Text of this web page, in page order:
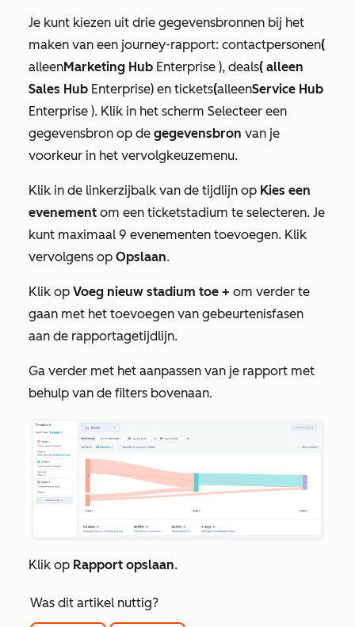
Je kunt kiezen uit drie gegevensbronnen bij het
maken van een journey-rapport: contactpersonen(
alleenMarketing Hub Enterprise ), deals( alleen
Sales Hub Enterprise) en tickets(alleenService Hub
Enterprise ). Klik in het scherm Selecteer een
gegevensbron op de gegevensbron van je
voorkeur in het vervolgkeuzemenu.
Klik in de linkerzijbalk van de tijdlijn op Kies een
evenement om een ticketstadium te selecteren. Je
kunt maximaal 9 evenementen toevoegen. Klik
vervolgens op Opslaan.
Klik op Voeg nieuw stadium toe + om verder te
gaan met het toevoegen van gebeurtenisfasen
aan de rapportagetijdlijn.
Ga verder met het aanpassen van je rapport met
behulp van de filters bovenaan.
Klik op Rapport opslaan.
Was dit artikel nuttig?